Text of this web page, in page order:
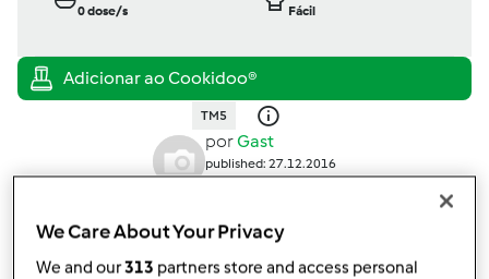
0dose/s
Fácil
TM5
porGast
published: 27.12.2016
alterado: 27.12.2016
Partilhar receita
We Care About Your Privacy
We and our313 partners store and access personal